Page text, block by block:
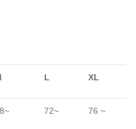
L XL
~ 72~ 76 ~